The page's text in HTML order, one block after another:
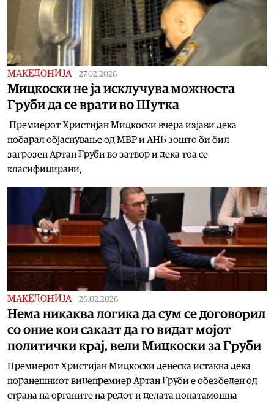
МАКЕДОНИЈА 27.02.2026
Мицкоски не ја исклучува можноста
Груби да се врати во Шутка
Премиерот Христијан Мицкоски вчера изјави дека
побарал објаснување од МВР и АНБ зошто би бил
загрозен Артан Груби во затвор и дека тоа се
класифицирани,
МАКЕДОНИЈА 26.02.2026
Нема никаква логика да сум се договорил
со оние кои сакаат да го видат мојот
политички крај, вели Мицкоски за Груби
Премиерот Христијан Мицкоски денеска истакна дека
поранешниот вицепремиер Артан Груби е обезбеден од
страна на органите на редот и целата понатамошна